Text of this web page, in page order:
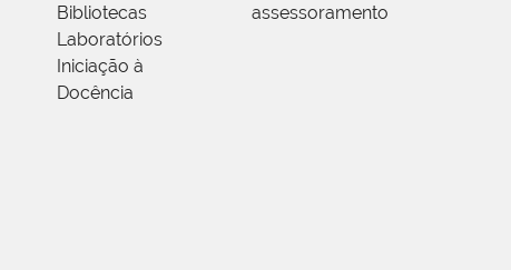
Bibliotecas
Laboratórios
Iniciação à
Docência
assessoramento